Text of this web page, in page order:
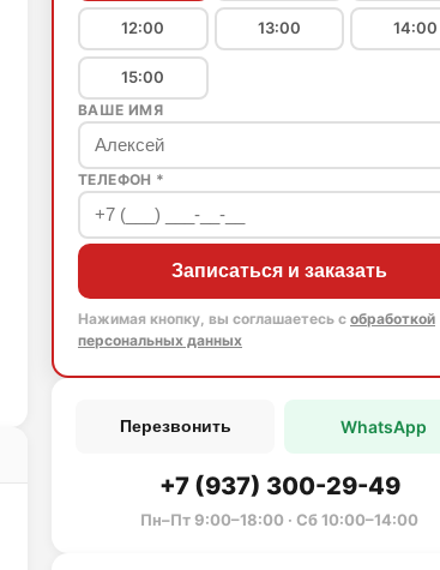
12:00 13:00 14:00
15:00
ВАШЕ ИМЯ
ТЕЛЕФОН *
Записаться и заказать
Нажимая кнопку, вы соглашаетесь с обработкой
персональных данных
Перезвонить WhatsApp
+7 (937) 300-29-49
Пн–Пт 9:00–18:00 · Сб 10:00–14:00